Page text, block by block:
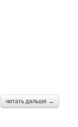
читать дальше →